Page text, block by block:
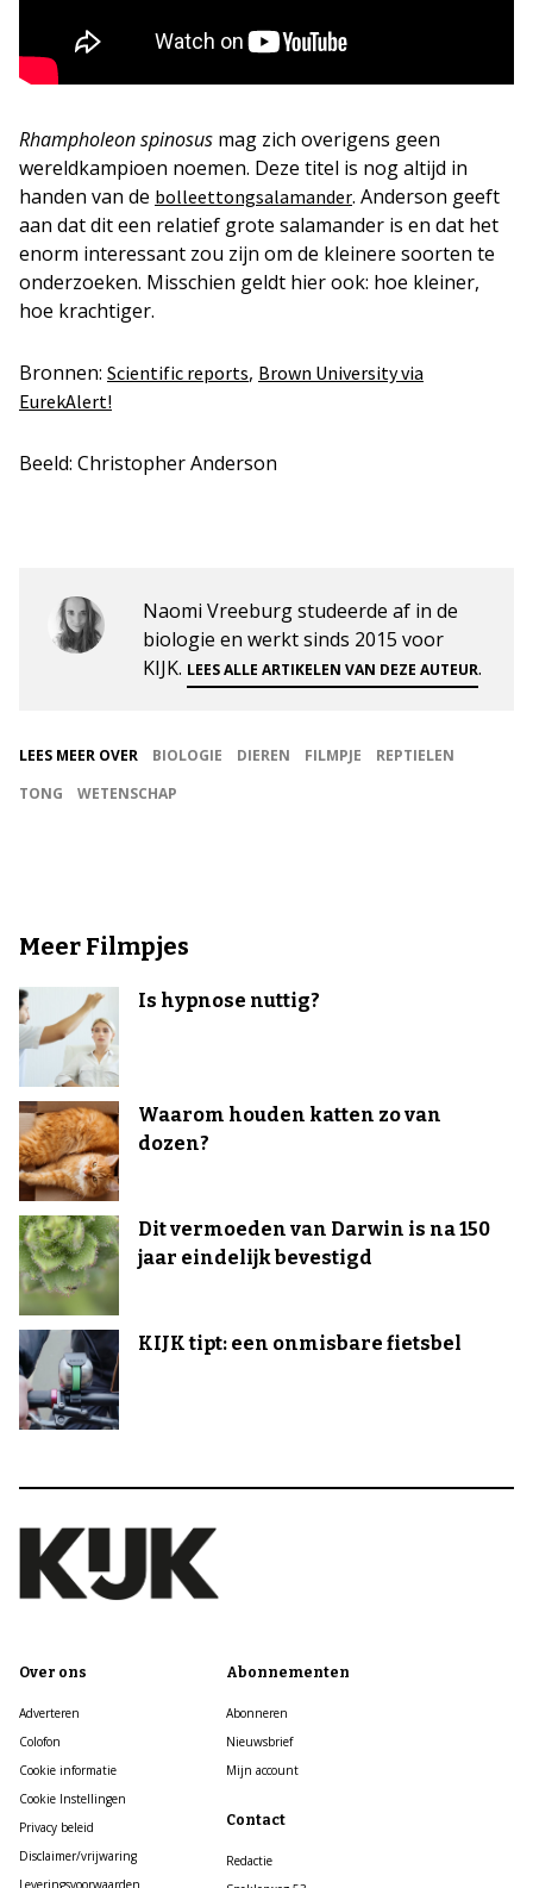
Rhampholeon spinosus mag zich overigens geen
wereldkampioen noemen. Deze titel is nog altijd in
handen van de bolleettongsalamander. Anderson geeft
aan dat dit een relatief grote salamander is en dat het
enorm interessant zou zijn om de kleinere soorten te
onderzoeken. Misschien geldt hier ook: hoe kleiner,
hoe krachtiger.
Bronnen: Scientific reports, Brown University via
EurekAlert!
Beeld: Christopher Anderson
Naomi Vreeburg studeerde af in de
biologie en werkt sinds 2015 voor
KIJK. LEES ALLE ARTIKELEN VAN DEZE AUTEUR.
LEES MEER OVER BIOLOGIE DIEREN FILMPJE
REPTIELEN
TONG
WETENSCHAP
Meer Filmpjes
Is hypnose nuttig?
Waarom houden katten zo van
dozen?
Dit vermoeden van Darwin is na 150
jaar eindelijk bevestigd
KIJK tipt: een onmisbare fietsbel
Over ons
Adverteren
Colofon
Cookie informatie
Cookie Instellingen
Privacy beleid
Disclaimer/vrijwaring
Leveringsvoorwaarden
Abonnementen
Abonneren
Nieuwsbrief
Mijn account
Contact
Redactie